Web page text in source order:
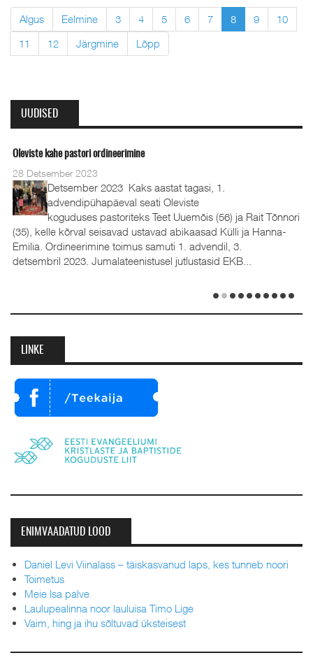
Algus Eelmine 3 4 5 6 7 8 9
10
11
12 Järgmine Lõpp
UUDISED
Oleviste kahe pastori ordineerimine
28 Detsember 2023
Detsember 2023 Kaks aastat tagasi, 1.
advendipühapäeval seati Oleviste
koguduses pastoriteks Teet Uuemõis (56) ja Rait Tõnnori
(35), kelle kõrval seisavad ustavad abikaasad Külli ja Hanna-
Emilia. Ordineerimine toimus samuti 1. advendil, 3.
detsembril 2023. Jumalateenistusel jutlustasid EKB...
LINKE
ENIMVAADATUD LOOD
Daniel Levi Viinalass – täiskasvanud laps, kes tunneb noori
Toimetus
Meie Isa palve
Laulupealinna noor lauluisa Timo Lige
Vaim, hing ja ihu sõltuvad üksteisest